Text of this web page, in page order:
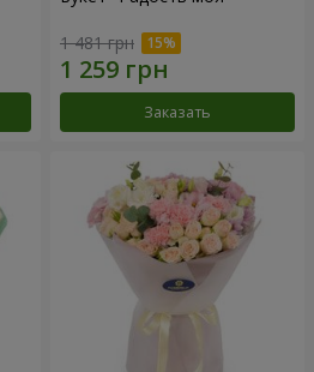
1 481 грн
Заказать